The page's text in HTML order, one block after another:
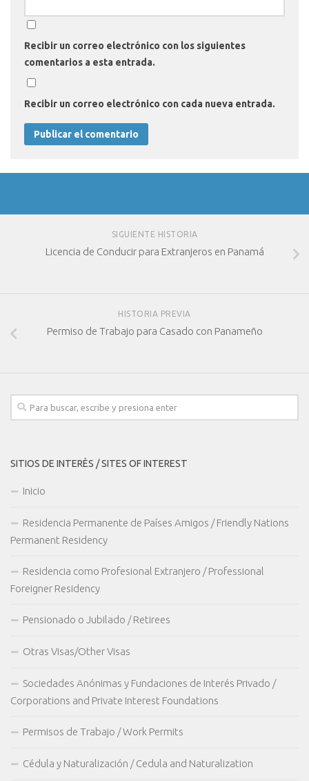
Recibir un correo electrónico con los siguientes
comentarios a esta entrada.
Recibir un correo electrónico con cada nueva entrada.
SIGUIENTE HISTORIA
Licencia de Conducir para Extranjeros en Panamá
HISTORIA PREVIA
Permiso de Trabajo para Casado con Panameño
SITIOS DE INTERÈS / SITES OF INTEREST
Inicio
Residencia Permanente de Países Amigos / Friendly Nations
Permanent Residency
Residencia como Profesional Extranjero / Professional
Foreigner Residency
Pensionado o Jubilado / Retirees
Otras Visas/Other Visas
Sociedades Anónimas y Fundaciones de Interés Privado /
Corporations and Private Interest Foundations
Permisos de Trabajo / Work Permits
Cédula y Naturalización / Cedula and Naturalization